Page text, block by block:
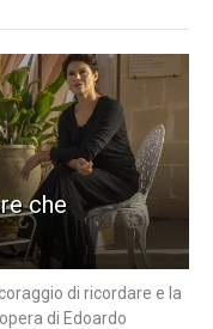
che
di ricordare e la
di Edoardo